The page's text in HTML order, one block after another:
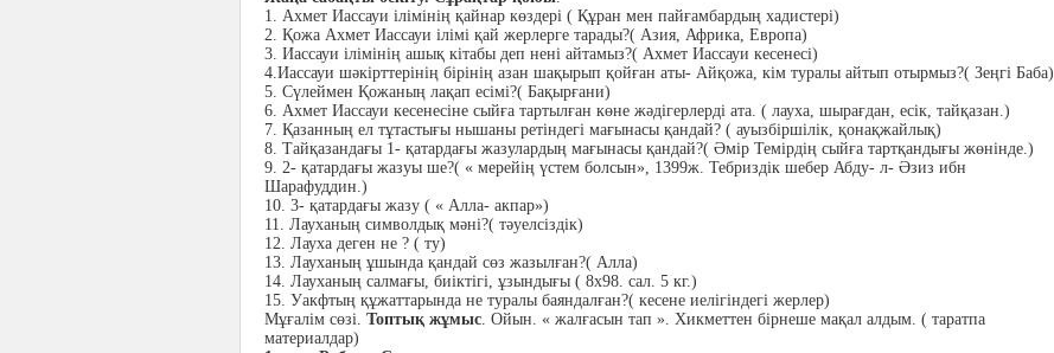
1. Ахмет Иассауи ілімінің қайнар көздері ( Құран мен пайғамбардың хадистері)
2. Қожа Ахмет Иассауи ілімі қай жерлерге тарады?( Азия, Африка, Европа)
3. Иассауи ілімінің ашық кітабы деп нені айтамыз?( Ахмет Иассауи кесенесі)
4.Иассауи шәкірттерінің бірінің азан шақырып қойған аты- Айқожа, кім туралы айтып отырмыз?( Зеңгі Баба)
5. Сүлеймен Қожаның лақап есімі?( Бақырғани)
6. Ахмет Иассауи кесенесіне сыйға тартылған көне жәдігерлерді ата. ( лауха, шырағдан, есік, тайқазан.)
7. Қазанның ел тұтастығы нышаны ретіндегі мағынасы қандай? ( ауызбіршілік, қонақжайлық)
8. Тайқазандағы 1- қатардағы жазулардың мағынасы қандай?( Әмір Темірдің сыйға тартқандығы жөнінде.)
9. 2- қатардағы жазуы ше?( « мерейің үстем болсын», 1399ж. Тебриздік шебер Абду- л- Әзиз ибн
Шарафуддин.)
10. 3- қатардағы жазу ( « Алла- акпар»)
11. Лауханың символдық мәні?( тәуелсіздік)
12. Лауха деген не ? ( ту)
13. Лауханың ұшында қандай сөз жазылған?( Алла)
14. Лауханың салмағы, биіктігі, ұзындығы ( 8х98. сал. 5 кг.)
15. Уакфтың құжаттарында не туралы баяндалған?( кесене иелігіндегі жерлер)
Мұғалім сөзі. Топтық жұмыс. Ойын. « жалғасын тап ». Хикметтен бірнеше мақал алдым. ( таратпа
материалдар)